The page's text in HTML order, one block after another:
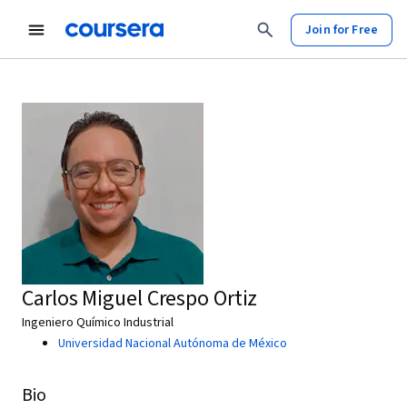
Join for Free
Carlos Miguel Crespo Ortiz
Ingeniero Químico Industrial
Universidad Nacional Autónoma de México
Bio